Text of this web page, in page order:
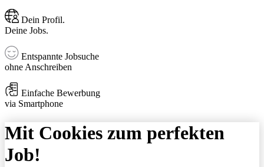
Dein Profil.
Deine Jobs.
Entspannte Jobsuche
ohne Anschreiben
Einfache Bewerbung
via Smartphone
Mit Cookies zum perfekten
Job!